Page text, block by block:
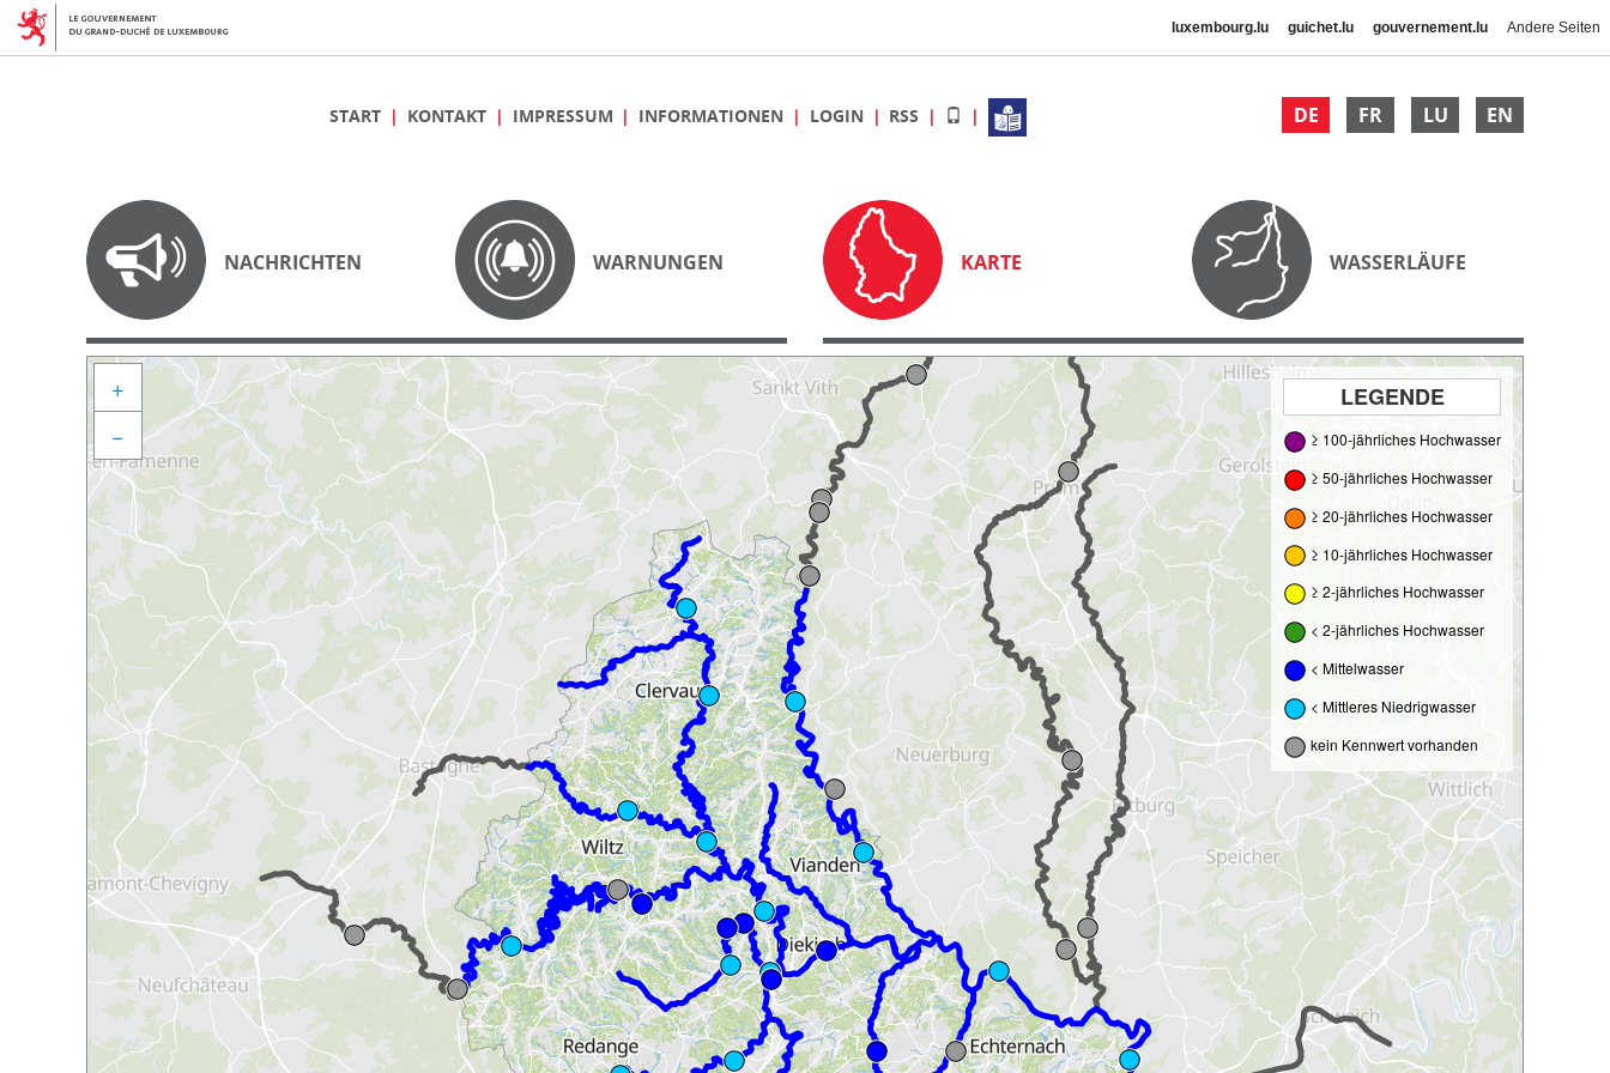
luxembourg.lu guichet.lu gouvernement.lu Andere Seiten
DE FR LU EN
START KONTAKT IMPRESSUM INFORMATIONEN LOGIN RSS
NACHRICHTEN WARNUNGEN KARTE WASSERLÄUFE
LEGENDE
≥ 100-jährliches Hochwasser
≥ 50-jährliches Hochwasser
≥ 20-jährliches Hochwasser
≥ 10-jährliches Hochwasser
≥ 2-jährliches Hochwasser
< 2-jährliches Hochwasser
< Mittelwasser
< Mittleres Niedrigwasser
kein Kennwert vorhanden
+
−